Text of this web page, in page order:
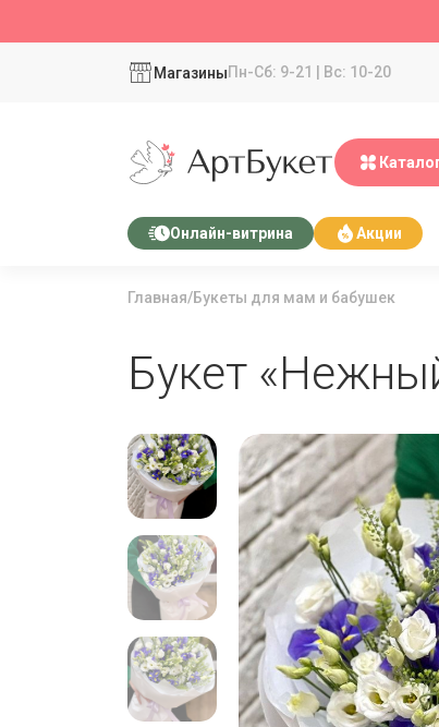
МагазиныПн-Сб: 9-21 | Вс: 10-20
Онлайн-витрина Акции
Главная/Букеты для мам и бабушек
Букет